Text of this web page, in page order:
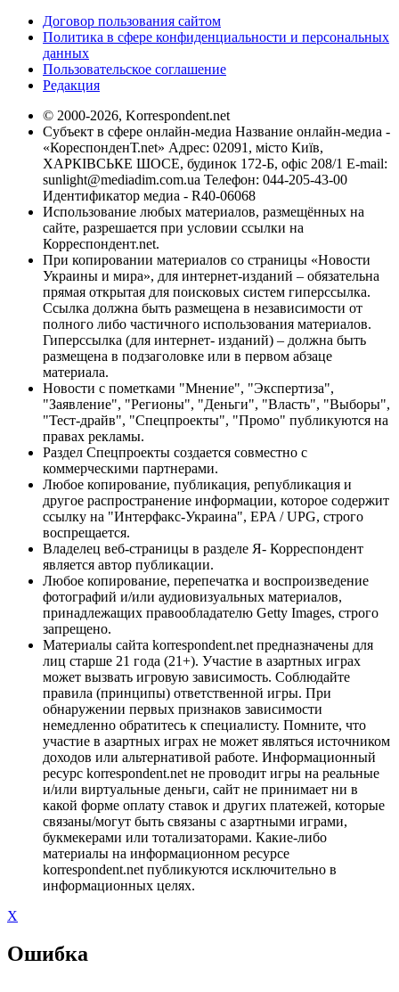
Договор пользования сайтом
Политика в сфере конфиденциальности и персональных
данных
Пользовательское соглашение
Редакция
© 2000-2026, Korrespondent.net
Субъект в сфере онлайн-медиа Название онлайн-медиа -
«КореспонденТ.net» Адрес: 02091, місто Київ,
ХАРКІВСЬКЕ ШОСЕ, будинок 172-Б, офіс 208/1 E-mail:
sunlight@mediadim.com.ua Телефон: 044-205-43-00
Идентификатор медиа - R40-06068
Использование любых материалов, размещённых на
сайте, разрешается при условии ссылки на
Корреспондент.net.
При копировании материалов со страницы «Новости
Украины и мира», для интернет-изданий – обязательна
прямая открытая для поисковых систем гиперссылка.
Ссылка должна быть размещена в независимости от
полного либо частичного использования материалов.
Гиперссылка (для интернет- изданий) – должна быть
размещена в подзаголовке или в первом абзаце
материала.
Новости с пометками "Мнение", "Экспертиза",
"Заявление", "Регионы", "Деньги", "Власть", "Выборы",
"Тест-драйв", "Спецпроекты", "Промо" публикуются на
правах рекламы.
Раздел Спецпроекты создается совместно с
коммерческими партнерами.
Любое копирование, публикация, републикация и
другое распространение информации, которое содержит
ссылку на "Интерфакс-Украина", EPA / UPG, строго
воспрещается.
Владелец веб-страницы в разделе Я- Корреспондент
является автор публикации.
Любое копирование, перепечатка и воспроизведение
фотографий и/или аудиовизуальных материалов,
принадлежащих правообладателю Getty Images, строго
запрещено.
Материалы сайта korrespondent.net предназначены для
лиц старше 21 года (21+). Участие в азартных играх
может вызвать игровую зависимость. Соблюдайте
правила (принципы) ответственной игры. При
обнаружении первых признаков зависимости
немедленно обратитесь к специалисту. Помните, что
участие в азартных играх не может являться источником
доходов или альтернативой работе. Информационный
ресурс korrespondent.net не проводит игры на реальные
и/или виртуальные деньги, сайт не принимает ни в
какой форме оплату ставок и других платежей, которые
связаны/могут быть связаны с азартными играми,
букмекерами или тотализаторами. Какие-либо
материалы на информационном ресурсе
korrespondent.net публикуются исключительно в
информационных целях.
X
Ошибка